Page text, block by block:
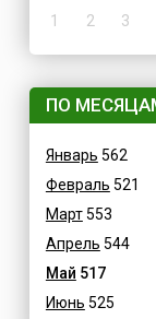
1
2 3
ПО
Январь 562
Февраль 521
Март553
Апрель 544
Май 517
Июнь 525